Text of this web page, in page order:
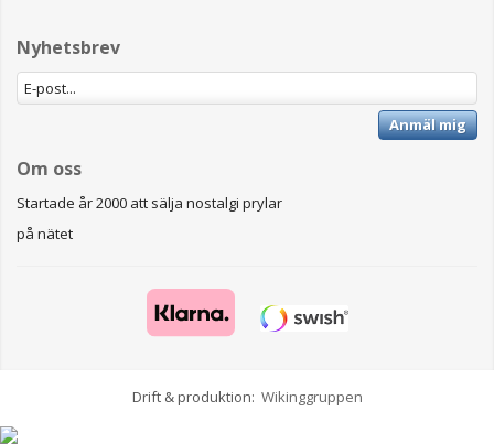
Nyhetsbrev
Anmäl mig
Om oss
Startade år 2000 att sälja nostalgi prylar
på nätet
Drift & produktion: Wikinggruppen